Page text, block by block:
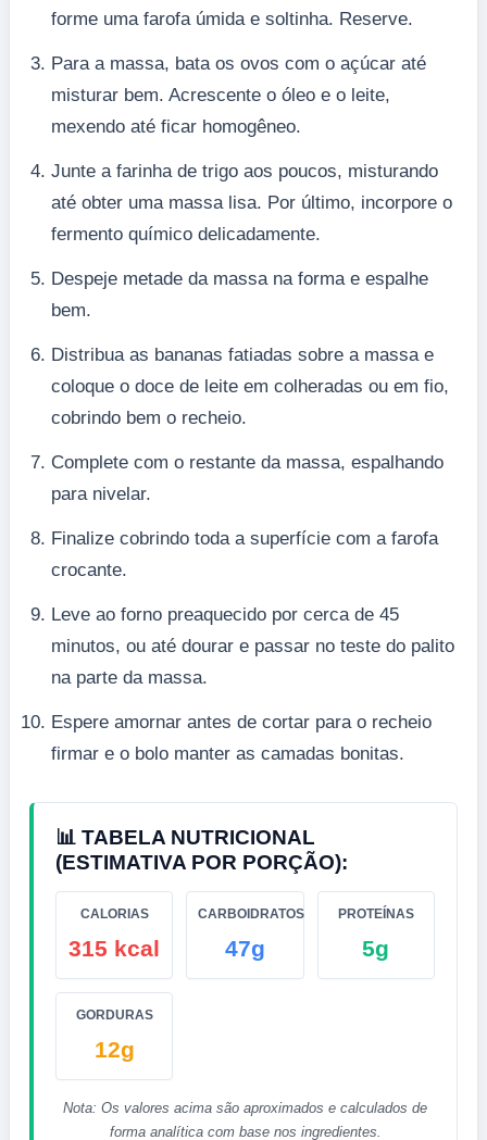
forme uma farofa úmida e soltinha. Reserve.
Para a massa, bata os ovos com o açúcar até
misturar bem. Acrescente o óleo e o leite,
mexendo até ficar homogêneo.
Junte a farinha de trigo aos poucos, misturando
até obter uma massa lisa. Por último, incorpore o
fermento químico delicadamente.
Despeje metade da massa na forma e espalhe
bem.
Distribua as bananas fatiadas sobre a massa e
coloque o doce de leite em colheradas ou em fio,
cobrindo bem o recheio.
Complete com o restante da massa, espalhando
para nivelar.
Finalize cobrindo toda a superfície com a farofa
crocante.
Leve ao forno preaquecido por cerca de 45
minutos, ou até dourar e passar no teste do palito
na parte da massa.
Espere amornar antes de cortar para o recheio
firmar e o bolo manter as camadas bonitas.
📊 TABELA NUTRICIONAL
(ESTIMATIVA POR PORÇÃO):
CALORIAS
315 kcal
CARBOIDRATOS
47g
PROTEÍNAS
5g
GORDURAS
12g
Nota: Os valores acima são aproximados e calculados de
forma analítica com base nos ingredientes.